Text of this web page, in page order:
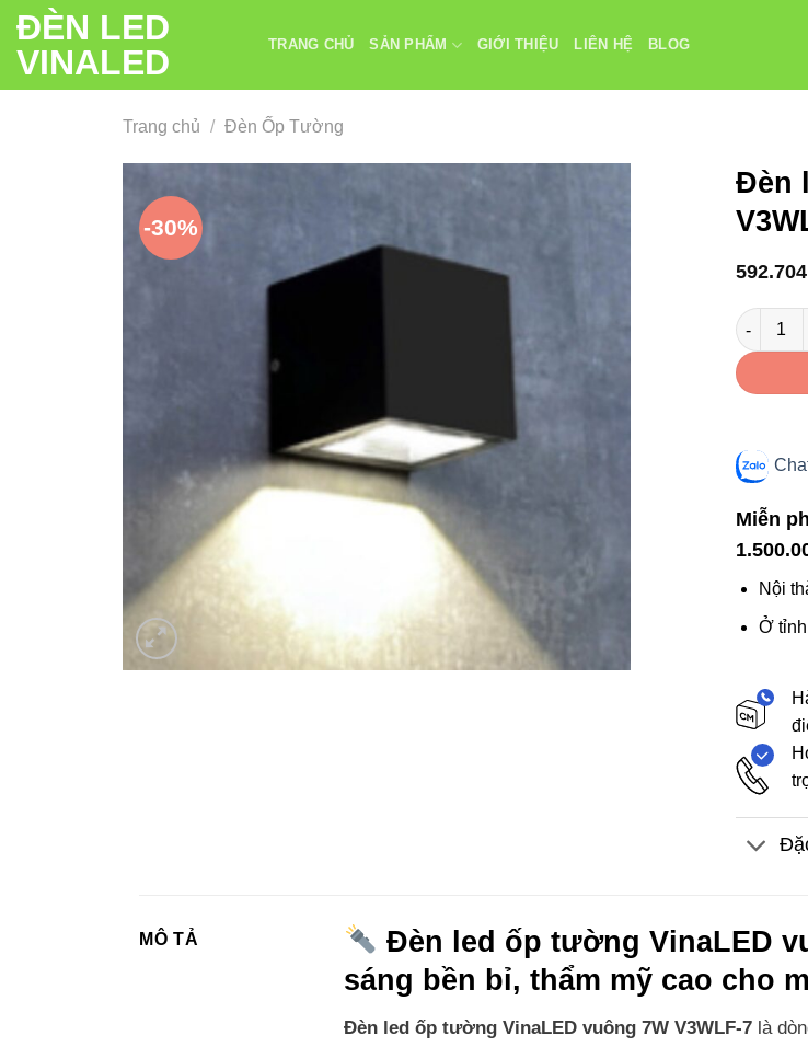
Chuyển
đến
nội
dung
ĐÈN LED
VINALED
TRANG CHỦ SẢN PHẨM GIỚI THIỆU LIÊN HỆ BLOG
Trang chủ / Đèn Ốp Tường
-30%
Đèn
592.704
Đèn led
Miễn
Nội
Ở
MÔ TẢ
Đèn led ốp tường VinaLED
sáng bền bỉ, thẩm mỹ cao cho
Đèn led ốp tường VinaLED vuông 7W V3WLF-7là